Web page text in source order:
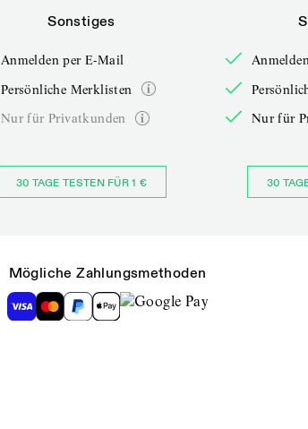
Sonstiges
Anmelden per E-Mail
Persönliche Merklisten
Nur für Privatkunden
30 TAGE TESTEN FÜR 1 €
Nur für
30
Mögliche Zahlungsmethoden